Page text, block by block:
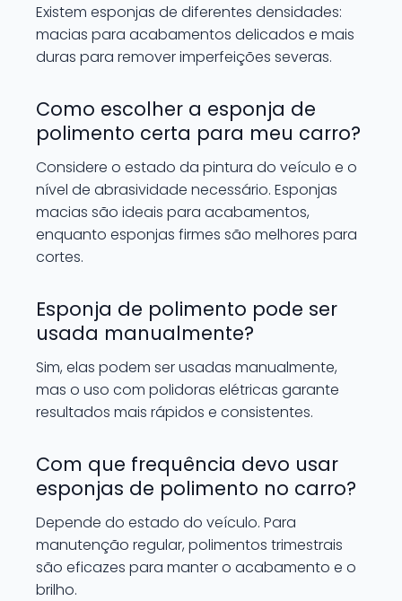
Existem esponjas de diferentes densidades:
macias para acabamentos delicados e mais
duras para remover imperfeições severas.
Como escolher a esponja de
polimento certa para meu carro?
Considere o estado da pintura do veículo e o
nível de abrasividade necessário. Esponjas
macias são ideais para acabamentos,
enquanto esponjas firmes são melhores para
cortes.
Esponja de polimento pode ser
usada manualmente?
Sim, elas podem ser usadas manualmente,
mas o uso com polidoras elétricas garante
resultados mais rápidos e consistentes.
Com que frequência devo usar
esponjas de polimento no carro?
Depende do estado do veículo. Para
manutenção regular, polimentos trimestrais
são eficazes para manter o acabamento e o
brilho.